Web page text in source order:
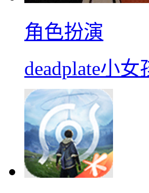
角色扮演
deadplate小女